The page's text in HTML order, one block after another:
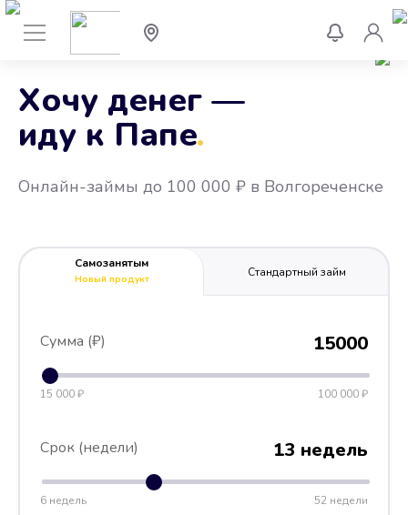
Хочу денег —
иду к Папе
.
Онлайн-займы до 100 000 ₽ в Волгореченске
Самозанятым
Новый продукт
Стандартный займ
Сумма (₽) 15000
15 000 ₽ 100 000 ₽
Срок (недели) 13 недель
6 недель 52 недели